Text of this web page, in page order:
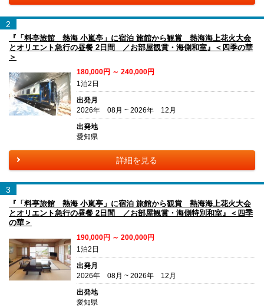
2
『「料亭旅館 熱海 小嵐亭」に宿泊 旅館から観賞 熱海海上花火大会
とオリエント急行の昼餐 2日間 ／お部屋観賞・海側和室』＜四季の華
＞
180,000円 ～ 240,000円
1泊2日
出発月
2026年 08月 ~ 2026年 12月
出発地
愛知県
詳細を見る
3
『「料亭旅館 熱海 小嵐亭」に宿泊 旅館から観賞 熱海海上花火大会
とオリエント急行の昼餐 2日間 ／お部屋観賞・海側特別和室』＜四季
の華＞
190,000円 ～ 200,000円
1泊2日
出発月
2026年 08月 ~ 2026年 12月
出発地
愛知県